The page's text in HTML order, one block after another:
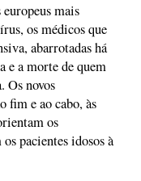
mais
os médicos que
abarrotadas há
e a morte de quem
Os novos
fim e ao cabo, às
os
pacientes idosos à